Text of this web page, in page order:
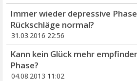
Immer wieder depressive
Rückschläge normal?
31.03.2016 22:56
Kann kein Glück mehr
Phase?
04.08.2013 11:02